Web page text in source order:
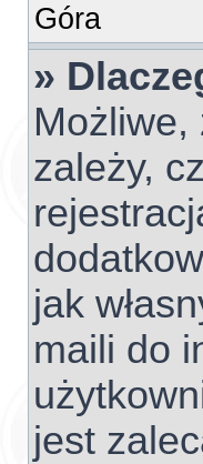
Góra
»
Możliwe,
zależy,
jak
maili do
jest